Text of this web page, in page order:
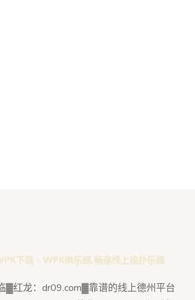
▓红龙：dr09.com▓靠谱的线上德州平台